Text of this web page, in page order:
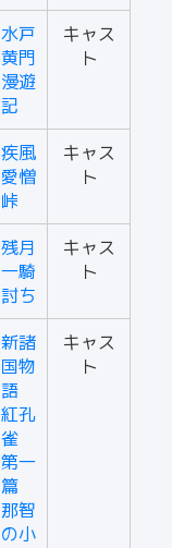
水戸
黄門
漫遊
記
キャス
ト
疾風
愛憎
峠
キャス
ト
残月
一騎
討ち
キャス
ト
新諸
国物
語
紅孔
雀
第一
篇
那智
の小
キャス
ト